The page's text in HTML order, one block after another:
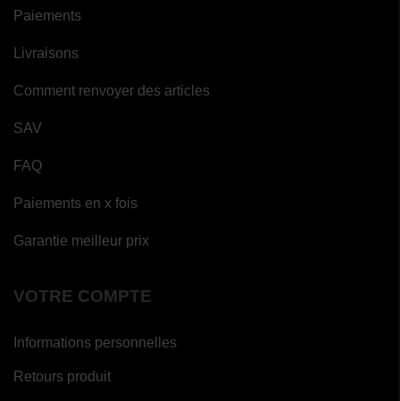
Paiements
Livraisons
Comment renvoyer des articles
SAV
FAQ
Paiements en x fois
Garantie meilleur prix
VOTRE COMPTE
Informations personnelles
Retours produit